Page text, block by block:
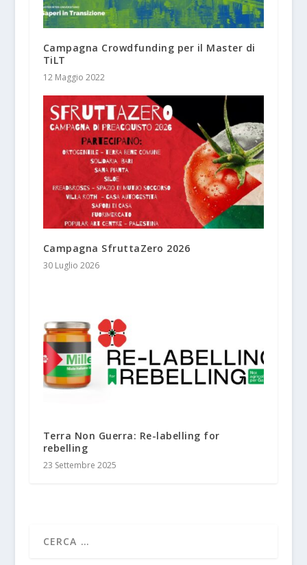
Campagna Crowdfunding per il Master di
TiLT
12 Maggio 2022
Campagna SfruttaZero 2026
30 Luglio 2026
Terra Non Guerra: Re-labelling for
rebelling
23 Settembre 2025